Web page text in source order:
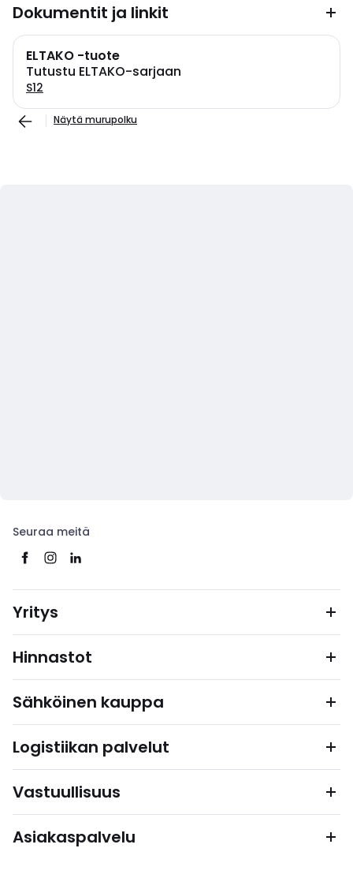
Dokumentit ja linkit
ELTAKO -tuote
Tutustu ELTAKO-sarjaan
S12
Näytä murupolku
Seuraa meitä
Yritys
Hinnastot
Sähköinen kauppa
Logistiikan palvelut
Vastuullisuus
Asiakaspalvelu